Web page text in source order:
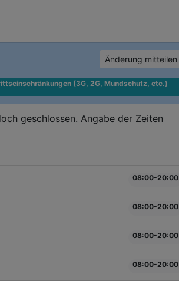
Änderung mitteilen
(3G, 2G, Mundschutz, etc.)
geschlossen. Angabe der Zeiten
08:00-20:00
08:00-20:00
08:00-20:00
08:00-20:00